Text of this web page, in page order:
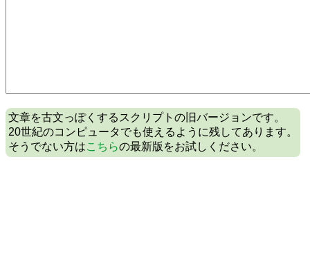
文章を古文っぽくするスクリプトの旧バージョンです。
20世紀のコンピュータでも使えるように残してあります。
そうでない方はこちらの最新版をお試しください。